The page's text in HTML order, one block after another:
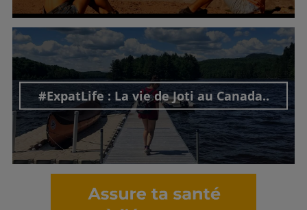
Découvrir cet interview
#ExpatLife : La vie de Joti au Canada..
Découvrir cet interview